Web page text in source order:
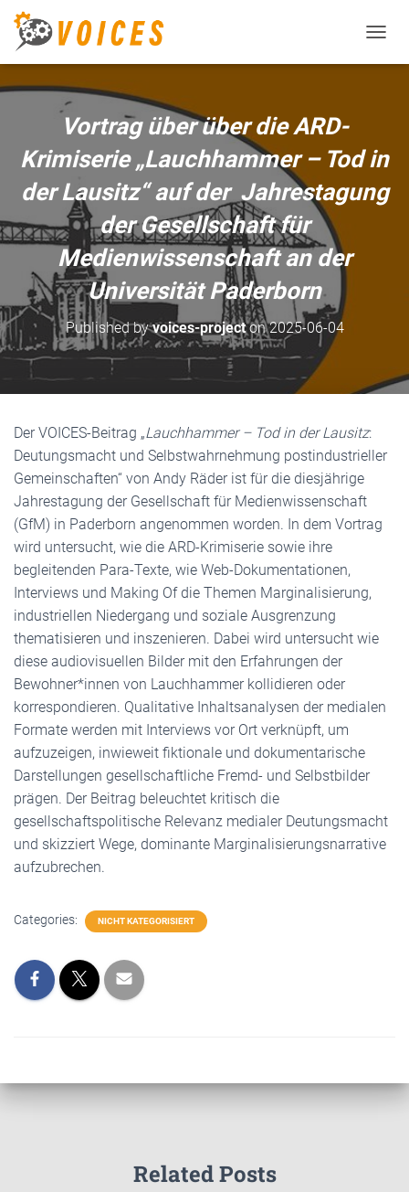
O
N
A
V
I
Vortrag über über die ARD-
Krimiserie „Lauchhammer – Tod in
der Lausitz“ auf der Jahrestagung
der Gesellschaft für
Medienwissenschaft an der
Universität Paderborn
Published byvoices-projecton2025-06-04
Der VOICES-Beitrag „Lauchhammer – Tod in der Lausitz:
Deutungsmacht und Selbstwahrnehmung postindustrieller
Gemeinschaften“ von Andy Räder ist für die diesjährige
Jahrestagung der Gesellschaft für Medienwissenschaft
(GfM) in Paderborn angenommen worden. In dem Vortrag
wird untersucht, wie die ARD-Krimiserie sowie ihre
begleitenden Para-Texte, wie Web-Dokumentationen,
Interviews und Making Of die Themen Marginalisierung,
industriellen Niedergang und soziale Ausgrenzung
thematisieren und inszenieren. Dabei wird untersucht wie
diese audiovisuellen Bilder mit den Erfahrungen der
Bewohner*innen von Lauchhammer kollidieren oder
korrespondieren. Qualitative Inhaltsanalysen der medialen
Formate werden mit Interviews vor Ort verknüpft, um
aufzuzeigen, inwieweit fiktionale und dokumentarische
Darstellungen gesellschaftliche Fremd- und Selbstbilder
prägen. Der Beitrag beleuchtet kritisch die
gesellschaftspolitische Relevanz medialer Deutungsmacht
und skizziert Wege, dominante Marginalisierungsnarrative
aufzubrechen.
Categories: NICHT KATEGORISIERT
Related Posts